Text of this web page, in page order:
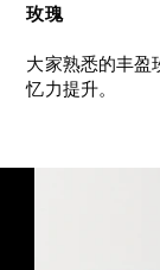
玫瑰
大家熟悉的丰盈
忆力提升。